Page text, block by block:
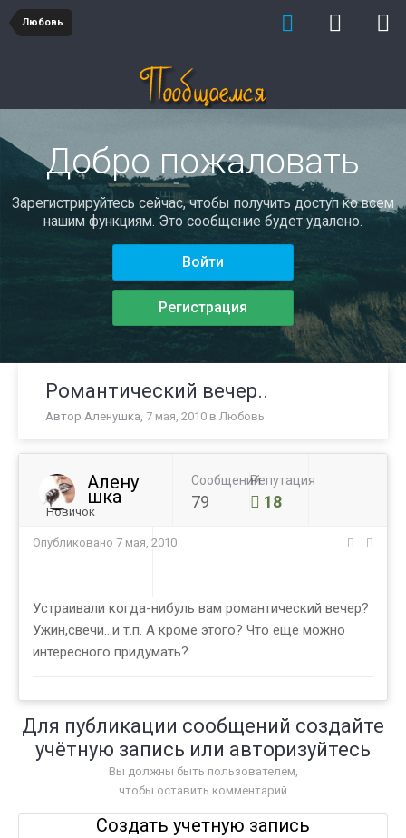
Любовь
Добро пожаловать
Зарегистрируйтесь сейчас, чтобы получить доступ ко всем
нашим функциям. Это сообщение будет удалено.
Войти
Регистрация
Романтический вечер..
Автор Аленушка, 7 мая, 2010 в Любовь
Алену
шка
Новичок
Сообщений
79
Репутация
18
Опубликовано 7 мая, 2010
Устраивали когда-нибуль вам романтический вечер?
Ужин,свечи...и т.п. А кроме этого? Что еще можно
интересного придумать?
Для публикации сообщений создайте
учётную запись или авторизуйтесь
Вы должны быть пользователем,
чтобы оставить комментарий
Создать учетную запись